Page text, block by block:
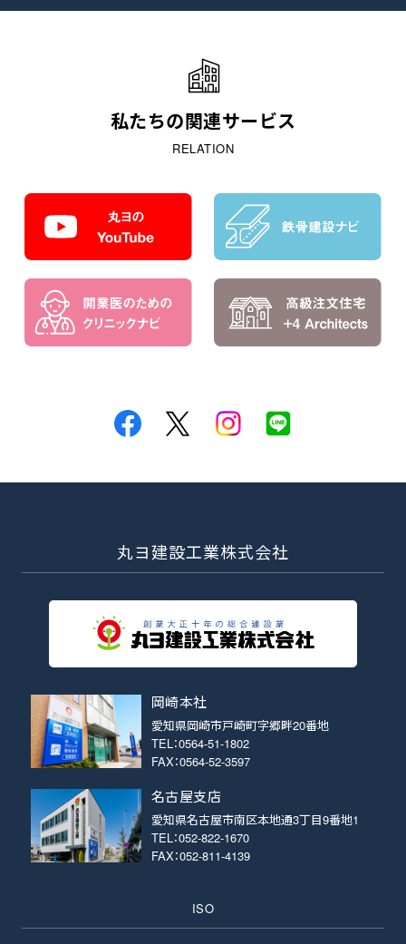
私たちの関連サービス
RELATION
丸ヨ建設工業株式会社
岡崎本社
愛知県岡崎市戸崎町字郷畔20番地
TEL：0564-51-1802
FAX：0564-52-3597
名古屋支店
愛知県名古屋市南区本地通3丁目9番地1
TEL：052-822-1670
FAX：052-811-4139
ISO